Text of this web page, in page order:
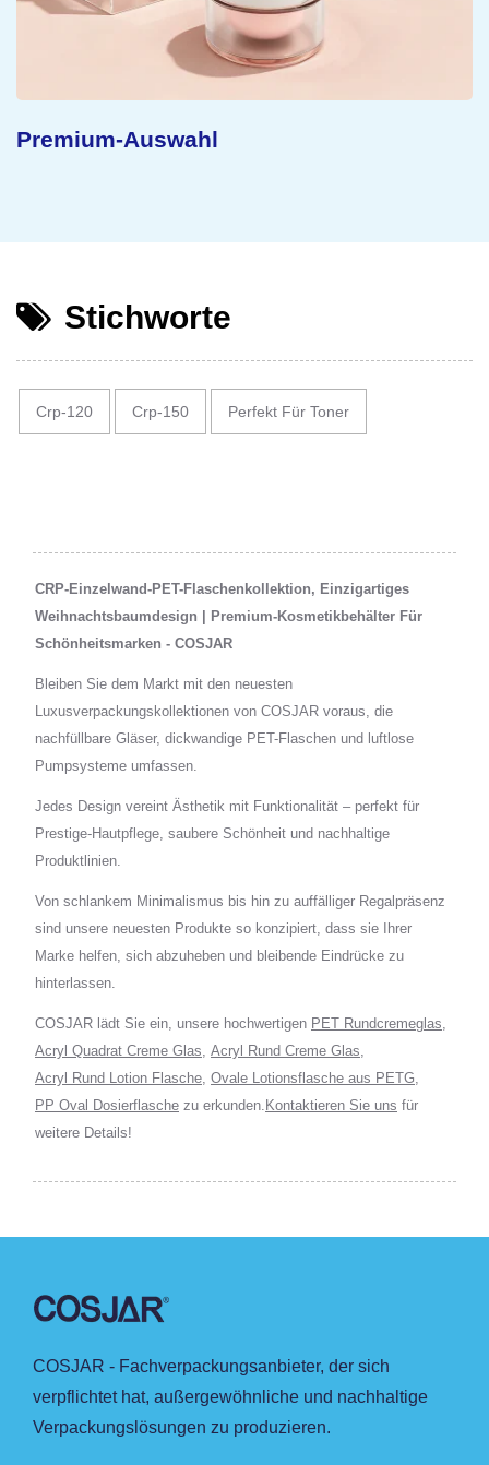
Nachhaltiges Konzept
Stichworte
Crp-120 Crp-150 Perfekt Für Toner
CRP-Einzelwand-PET-Flaschenkollektion, Einzigartiges
Weihnachtsbaumdesign | Premium-Kosmetikbehälter Für
Schönheitsmarken - COSJAR
Bleiben Sie dem Markt mit den neuesten
Luxusverpackungskollektionen von COSJAR voraus, die
nachfüllbare Gläser, dickwandige PET-Flaschen und luftlose
Pumpsysteme umfassen.
Jedes Design vereint Ästhetik mit Funktionalität – perfekt für
Prestige-Hautpflege, saubere Schönheit und nachhaltige
Produktlinien.
Von schlankem Minimalismus bis hin zu auffälliger Regalpräsenz
sind unsere neuesten Produkte so konzipiert, dass sie Ihrer
Marke helfen, sich abzuheben und bleibende Eindrücke zu
hinterlassen.
COSJAR lädt Sie ein, unsere hochwertigen PET Rundcremeglas,
Acryl Quadrat Creme Glas, Acryl Rund Creme Glas,
Acryl Rund Lotion Flasche, Ovale Lotionsflasche aus PETG,
PP Oval Dosierflasche zu erkunden. Kontaktieren Sie uns für
weitere Details!
COSJAR - Fachverpackungsanbieter, der sich
verpflichtet hat, außergewöhnliche und nachhaltige
Verpackungslösungen zu produzieren.